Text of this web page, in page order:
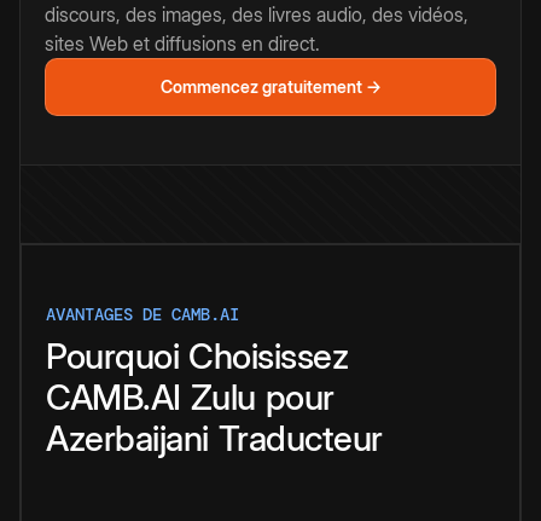
discours, des images, des livres audio, des vidéos,
sites Web et diffusions en direct.
Commencez gratuitement →
AVANTAGES DE CAMB.AI
Pourquoi Choisissez
CAMB.AI Zulu pour
Azerbaijani Traducteur